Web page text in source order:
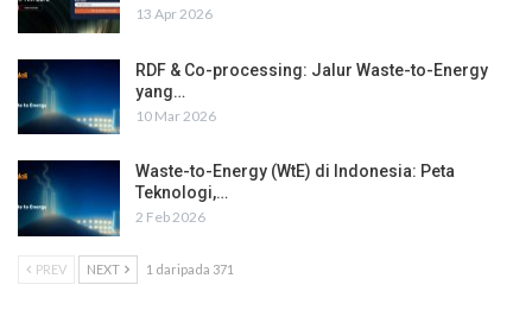
13 Apr 2026
RDF & Co-processing: Jalur Waste-to-Energy
yang…
10 Mar 2026
Waste-to-Energy (WtE) di Indonesia: Peta
Teknologi,…
2 Feb 2026
PREV NEXT 1 daripada 371